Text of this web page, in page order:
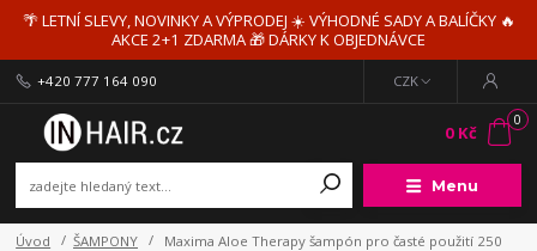
🌴 LETNÍ SLEVY, NOVINKY A VÝPRODEJ ☀️ VÝHODNÉ SADY A BALÍČKY 🔥
AKCE 2+1 ZDARMA 🎁 DÁRKY K OBJEDNÁVCE
Menu
CZK
+420 777 164 090
0
0 Kč
Úvod ŠAMPONY
Maxima Aloe Therapy šampón pro časté použití 250